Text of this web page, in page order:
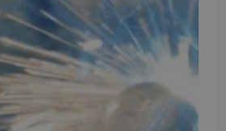
TMP
om at blive forhandler
Energiberegner